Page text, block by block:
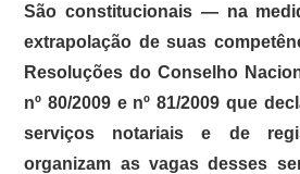
São constitucionais — na
extrapolação de suas
Resoluções do Conselho
nº 80/2009 e nº 81/2009 que
serviços notariais e de
organizam as vagas desses